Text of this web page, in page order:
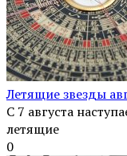
Летящие звезды
С 7 августа
летящие
0